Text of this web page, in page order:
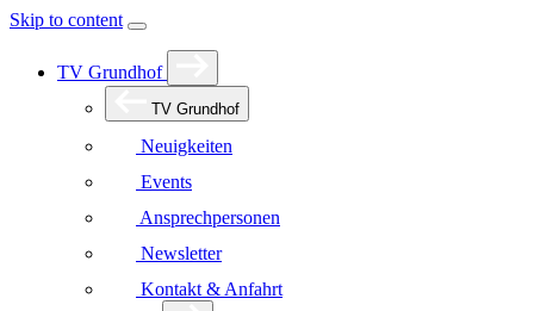
Skip to content
TV Grundhof
TV Grundhof
Neuigkeiten
Events
Ansprechpersonen
Newsletter
Kontakt & Anfahrt